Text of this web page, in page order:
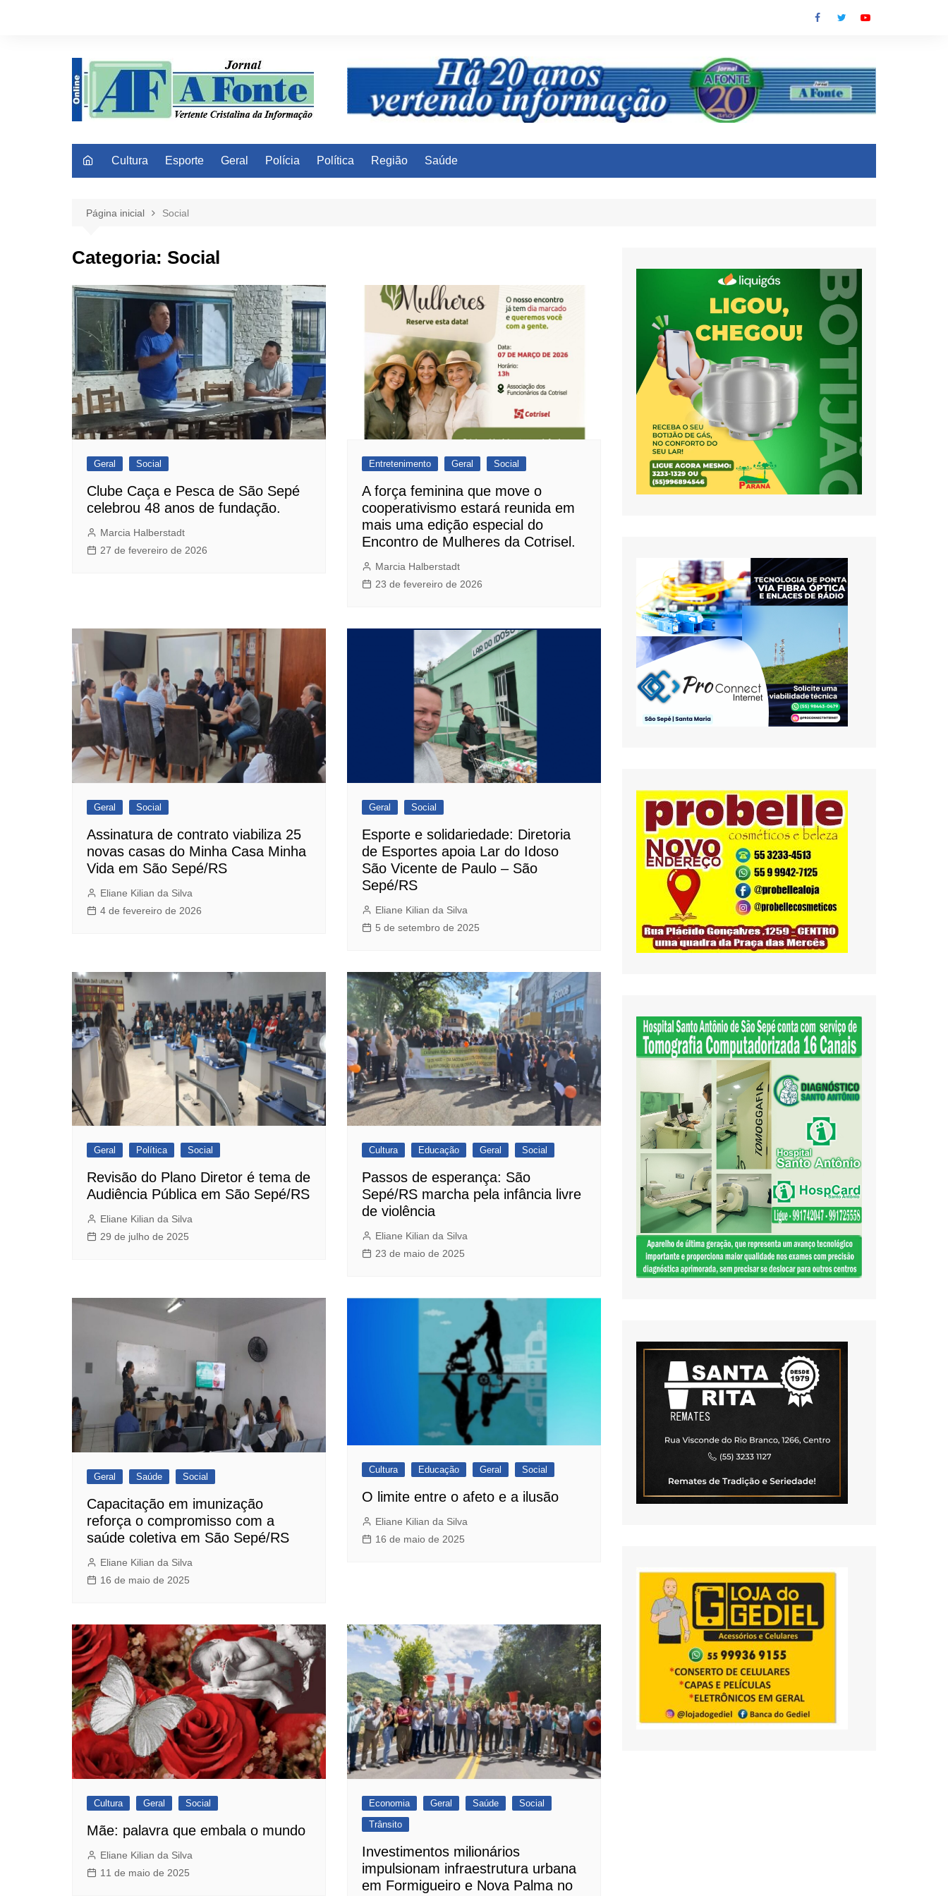
Cultura Esporte Geral Polícia Política Região Saúde
Página inicial Social
Categoria: Social
Geral Social
Clube Caça e Pesca de São Sepé
celebrou 48 anos de fundação.
Marcia Halberstadt
27 de fevereiro de 2026
Entretenimento Geral Social
A força feminina que move o
cooperativismo estará reunida em
mais uma edição especial do
Encontro de Mulheres da Cotrisel.
Marcia Halberstadt
23 de fevereiro de 2026
Geral Social
Assinatura de contrato viabiliza 25
novas casas do Minha Casa Minha
Vida em São Sepé/RS
Eliane Kilian da Silva
4 de fevereiro de 2026
Geral Social
Esporte e solidariedade: Diretoria
de Esportes apoia Lar do Idoso
São Vicente de Paulo – São
Sepé/RS
Eliane Kilian da Silva
5 de setembro de 2025
Geral Política Social
Revisão do Plano Diretor é tema de
Audiência Pública em São Sepé/RS
Eliane Kilian da Silva
29 de julho de 2025
Cultura Educação Geral Social
Passos de esperança: São
Sepé/RS marcha pela infância livre
de violência
Eliane Kilian da Silva
23 de maio de 2025
Geral Saúde Social
Capacitação em imunização
reforça o compromisso com a
saúde coletiva em São Sepé/RS
Eliane Kilian da Silva
16 de maio de 2025
Cultura Educação Geral Social
O limite entre o afeto e a ilusão
Eliane Kilian da Silva
16 de maio de 2025
Cultura Geral Social
Mãe: palavra que embala o mundo
Eliane Kilian da Silva
11 de maio de 2025
Economia Geral Saúde
Social
Trânsito
Investimentos milionários
impulsionam infraestrutura urbana
em Formigueiro e Nova Palma no